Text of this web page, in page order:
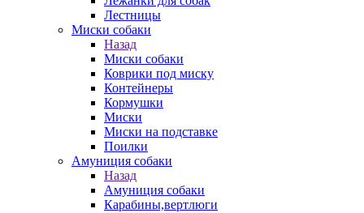
Лестницы
Миски собаки
Назад
Миски собаки
Коврики под миску
Контейнеры
Кормушки
Миски
Миски на подставке
Поилки
Амуниция собаки
Назад
Амуниция собаки
Карабины,вертлюги